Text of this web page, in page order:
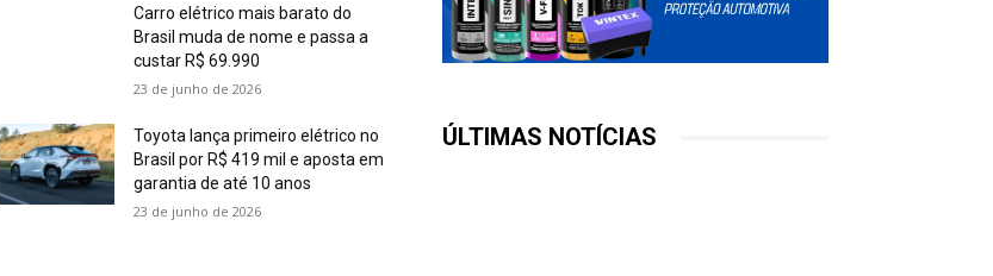
Carro elétrico mais barato do
Brasil muda de nome e passa a
custar R$ 69.990
23 de junho de 2026
Toyota lança primeiro elétrico no
Brasil por R$ 419 mil e aposta em
garantia de até 10 anos
23 de junho de 2026
ÚLTIMAS NOTÍCIAS